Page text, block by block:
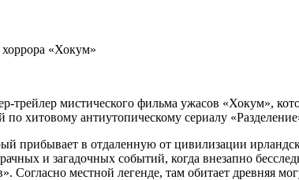
трейлер мистического фильма ужасов «Хокум»,
хитовому антиутопическому сериалу
в отдаленную от цивилизации
и загадочных событий, когда внезапно
Согласно местной легенде, там обитает древняя